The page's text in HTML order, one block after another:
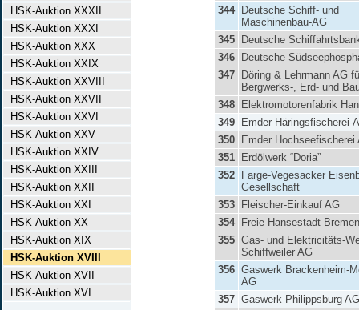
HSK-Auktion XXXII
HSK-Auktion XXXI
HSK-Auktion XXX
HSK-Auktion XXIX
HSK-Auktion XXVIII
HSK-Auktion XXVII
HSK-Auktion XXVI
HSK-Auktion XXV
HSK-Auktion XXIV
HSK-Auktion XXIII
HSK-Auktion XXII
HSK-Auktion XXI
HSK-Auktion XX
HSK-Auktion XIX
HSK-Auktion XVIII
HSK-Auktion XVII
HSK-Auktion XVI
344
Deutsche Schiff- und
Maschinenbau-AG
345
Deutsche
346
Deutsche
347
Döring & Lehrmann AG
Bergwerks-, Erd- und
348
Elektromotorenfabrik
349
Emder Häringsfischerei-
350
Emder Hochseefischerei
351
Erdölwerk “Doria”
352
Farge-Vegesacker
Gesellschaft
353
Fleischer-Einkauf AG
354
Freie Hansestadt Bremen
355 Gas- und Elektricitäts-
Schiffweiler AG
356 Gaswerk Brackenheim-
AG
357 Gaswerk Philippsburg AG